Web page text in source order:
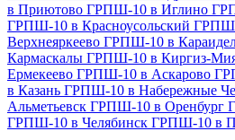
в Приютово ГРПШ-10 в Иглино
ГРПШ-10 в Красноусольский ГРПШ-
Верхнеяркеево ГРПШ-10 в
Кармаскалы ГРПШ-10 в Киргиз-
Ермекеево ГРПШ-10 в Аскарово
в Казань ГРПШ-10 в Набережные
Альметьевск ГРПШ-10 в Оренбург
ГРПШ-10 в Челябинск ГРПШ-10 в